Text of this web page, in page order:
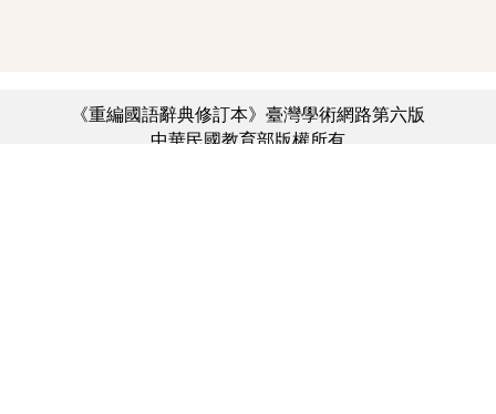
《重編國語辭典修訂本》臺灣學術網路第六版
中華民國教育部版權所有